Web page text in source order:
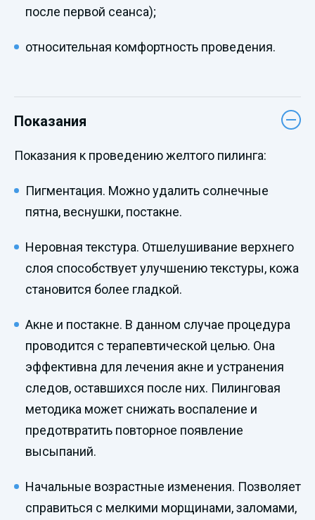
после первой сеанса);
относительная комфортность проведения.
Показания
Показания к проведению желтого пилинга:
Пигментация. Можно удалить солнечные
пятна, веснушки, постакне.
Неровная текстура. Отшелушивание верхнего
слоя способствует улучшению текстуры, кожа
становится более гладкой.
Акне и постакне. В данном случае процедура
проводится с терапевтической целью. Она
эффективна для лечения акне и устранения
следов, оставшихся после них. Пилинговая
методика может снижать воспаление и
предотвратить повторное появление
высыпаний.
Начальные возрастные изменения. Позволяет
справиться с мелкими морщинами, заломами,